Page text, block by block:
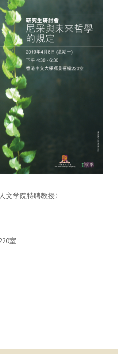
文学院特聘教授〉
室